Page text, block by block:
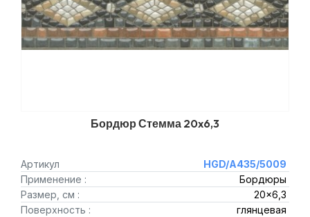
Бордюр Стемма 20x6,3
Артикул
HGD/A435/5009
Применение :
Бордюры
Размер, см :
20x6,3
Поверхность :
глянцевая